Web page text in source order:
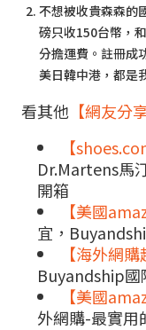
不想被收貴森森的
磅只收150台幣，
分擔運費。註冊成
美日韓中港，都是
看其他 【網友分享
【
Dr.Martens馬
開箱
【美國
宜，
【海外網購
Buyandship國
【美國
外網購-最實